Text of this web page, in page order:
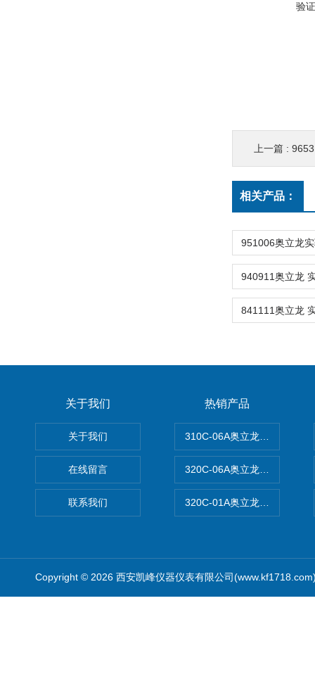
验
上一篇 :
相关产品：
关于我们
关于我们
在线留言
联系我们
热销产品
310C-06A奥立龙实验室台式
320C-06A奥立龙实验室便携
320C-01A奥立龙实验室便携
Copyright © 2026 西安凯峰仪器仪表有限公司